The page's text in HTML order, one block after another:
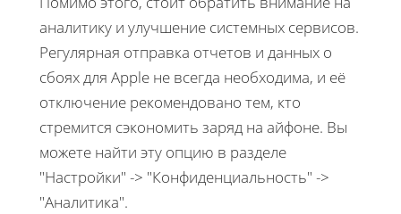
аналитику и улучшение системных сервисов.
Регулярная отправка отчетов и данных о
сбоях для Apple не всегда необходима, и её
отключение рекомендовано тем, кто
стремится сэкономить заряд на айфоне. Вы
можете найти эту опцию в разделе
"Настройки" -> "Конфиденциальность" ->
"Аналитика".